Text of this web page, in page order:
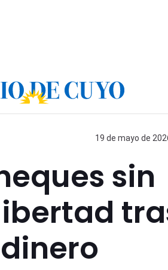
19 de mayo de
sin